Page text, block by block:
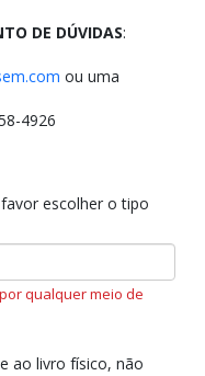
DE DÚVIDAS:
ou uma
4926
escolher o tipo
qualquer meio de
ao livro físico, não